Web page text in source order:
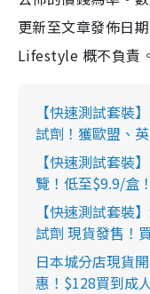
更新至文章發佈日
Lifestyle 概不負責
【快速測試套裝
試劑！獲歐盟、
【快速測試套裝
覽！低至$9.9/盒
【快速測試套裝
試劑 現貨發售！
日本城分店現貨
惠！$128買到成